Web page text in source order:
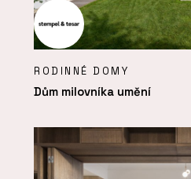
RODINNÉ DOMY
Dům milovníka umění